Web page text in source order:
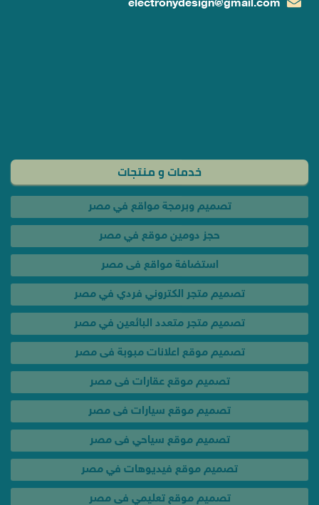
electronydesign@gmail.com
تصميم متجر الكتروني فردي في مصر
تصميم متجر متعدد البائعين في مصر
تصميم موقع اعلانات مبوبة فى مصر
تصميم موقع عقارات فى مصر
تصميم موقع سيارات فى مصر
تصميم موقع سياحي فى مصر
تصميم موقع فيديوهات في مصر
تصميم موقع تعليمي فى مصر